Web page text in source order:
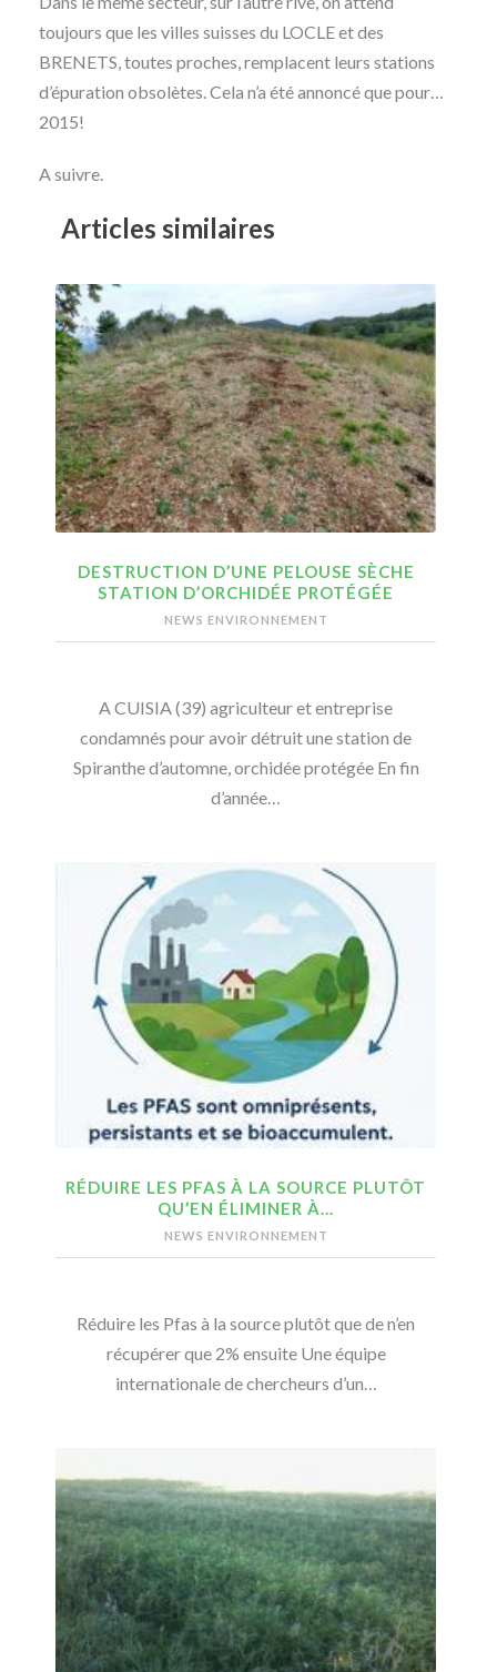
toujours que les villes suisses du LOCLE et des
BRENETS, toutes proches, remplacent leurs stations
d’épuration obsolètes. Cela n’a été annoncé que pour…
2015!
A suivre.
Articles similaires
DESTRUCTION D’UNE PELOUSE SÈCHE
STATION D’ORCHIDÉE PROTÉGÉE
NEWS ENVIRONNEMENT
A CUISIA (39) agriculteur et entreprise
condamnés pour avoir détruit une station de
Spiranthe d’automne, orchidée protégée En fin
d’année…
RÉDUIRE LES PFAS À LA SOURCE PLUTÔT
QU’EN ÉLIMINER À…
NEWS ENVIRONNEMENT
Réduire les Pfas à la source plutôt que de n’en
récupérer que 2% ensuite Une équipe
internationale de chercheurs d’un…